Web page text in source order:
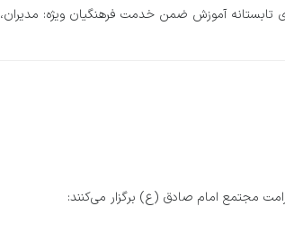
تابستانه آموزش ضمن خدمت فرهنگيان ویژه: مديران،
مجتمع امام صادق (ع) برگزار می‌کنند: